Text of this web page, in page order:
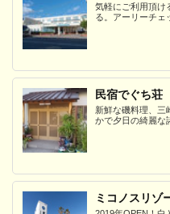
気軽にご利用頂け
る。アーリーチェ
民宿でぐち荘
新鮮な磯料理、三
かで夕日の綺麗な
ミコノスリゾ